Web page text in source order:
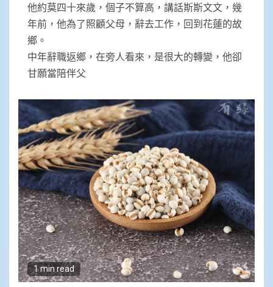
他約莫四十來歲，個子不算高，講話斯斯文文，幾
年前，他為了照顧父母，辭去工作，回到花蓮的故
鄉。
中年辭職返鄉，在旁人看來，是很大的轉變，他卻
甘願當陪伴父
1 min read